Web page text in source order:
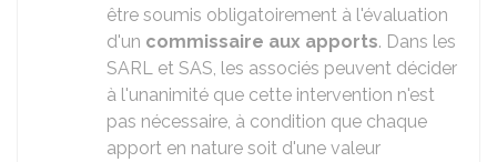
être soumis obligatoirement à l'évaluation
d'un commissaire aux apports. Dans les
SARL et SAS, les associés peuvent décider
à l'unanimité que cette intervention n'est
pas nécessaire, à condition que chaque
apport en nature soit d'une valeur